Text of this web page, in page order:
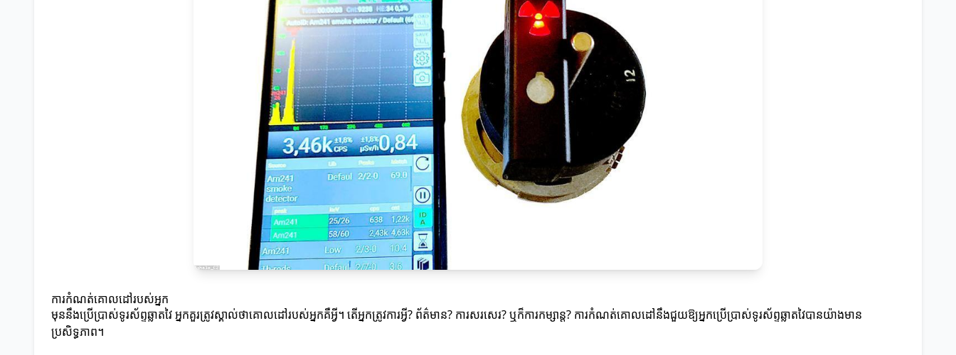
ការកំណត់គោលដៅរបស់អ្នក
មុននឹងប្រើប្រាស់ទូរស័ព្ទឆ្លាតវៃ អ្នកគួរត្រូវស្គាល់ថាគោលដៅរបស់អ្នកគឺអ្វី។ តើអ្នកត្រូវការអ្វី? ព័ត៌មាន? ការសរសេរ? ឬក៏ការកម្សាន្ត? ការកំណត់គោលដៅនឹងជួយឱ្យអ្នកប្រើប្រាស់ទូរស័ព្ទឆ្លាតវៃបានយ៉ាងមាន
ប្រសិទ្ធភាព។